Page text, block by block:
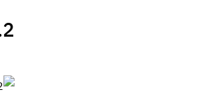
2. SpriteSpin